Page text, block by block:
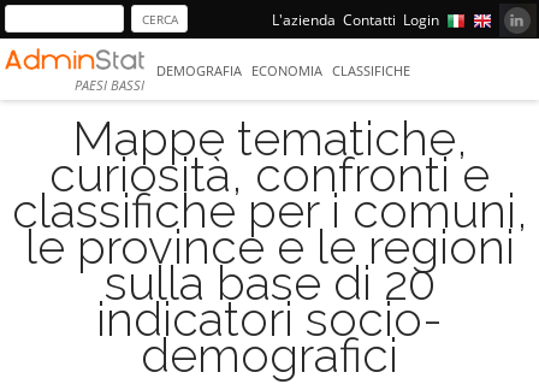
L'azienda Contatti Login
PAESI BASSI
DEMOGRAFIA ECONOMIA CLASSIFICHE
Mappe tematiche,
curiosità, confronti e
classifiche per i comuni,
le province e le regioni
sulla base di 20
indicatori socio-
demografici